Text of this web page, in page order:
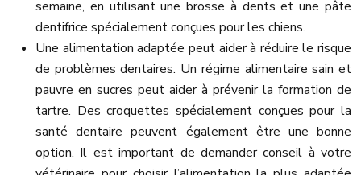
semaine, en utilisant une brosse à dents et une pâte
dentifrice spécialement conçues pour les chiens.
Une alimentation adaptée peut aider à réduire le risque
de problèmes dentaires. Un régime alimentaire sain et
pauvre en sucres peut aider à prévenir la formation de
tartre. Des croquettes spécialement conçues pour la
santé dentaire peuvent également être une bonne
option. Il est important de demander conseil à votre